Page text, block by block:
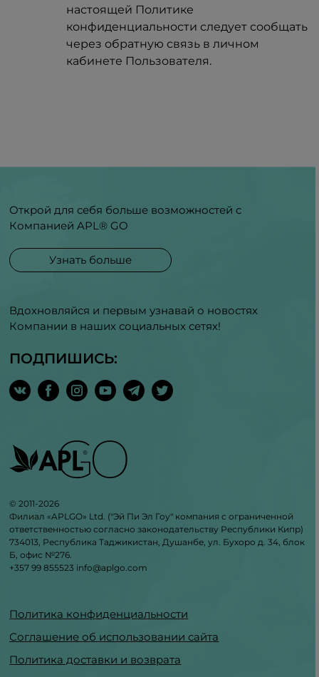
настоящей Политике
конфиденциальности следует сообщать
через обратную связь в личном
кабинете Пользователя.
Открой для себя больше возможностей с
Компанией APL® GO
Узнать больше
Вдохновляйся и первым узнавай о новостях
Компании в наших социальных сетях!
ПОДПИШИСЬ:
© 2011-2026
Филиал «APLGO» Ltd. ("Эй Пи Эл Гоу" компания с ограниченной
ответственностью согласно законодательству Республики Кипр)
734013, Республика Таджикистан, Душанбе, ул. Бухоро д. 34, блок
Б, офис №276.
+357 99 855523 info@aplgo.com
Политика конфиденциальности
Соглашение об использовании сайта
Политика доставки и возврата